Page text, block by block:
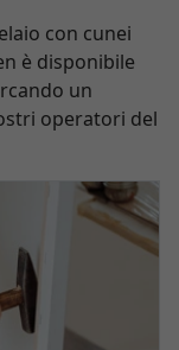
con cunei
è disponibile
un
operatori del